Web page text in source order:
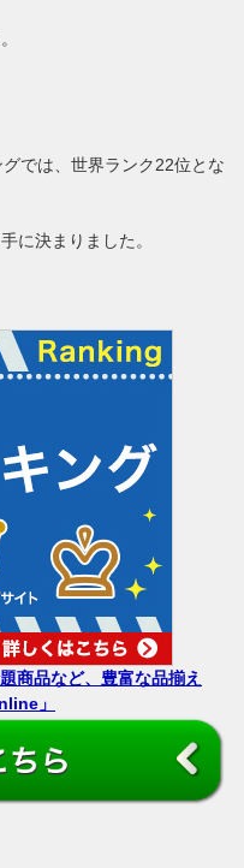
では、世界ランク22位とな
に決まりました。
商品など、豊富な品揃え
」